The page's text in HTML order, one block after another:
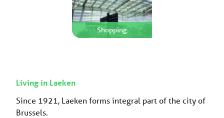
Shopping
Living in Laeken
Since 1921, Laeken forms integral part of the city of
Brussels.